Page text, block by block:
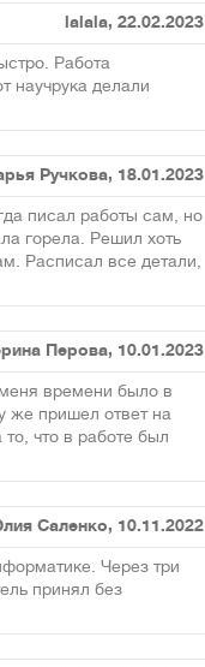
lalala, 22.02.2023
Работа
научрука делали
Ручкова, 18.01.2023
писал работы сам, но
горела. Решил хоть
Расписал все детали,
Перова, 10.01.2023
времени было в
же пришел ответ на
что в работе был
Саленко, 10.11.2022
Через три
принял без